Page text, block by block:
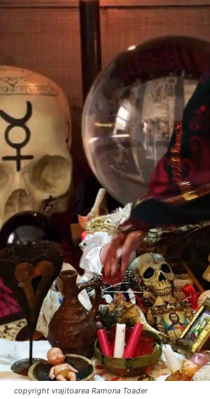
copyright vrajitoarea Ramona Toader